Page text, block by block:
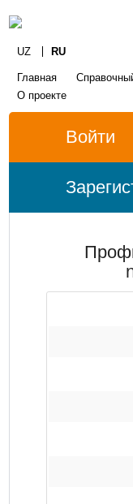
UZ RU
Главная
О проекте
Войти